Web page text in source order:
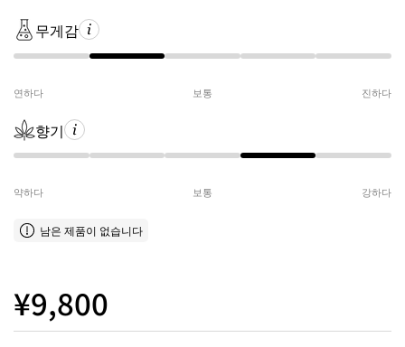
무게감
연하다 보통 진하다
향기
약하다 보통 강하다
남은 제품이 없습니다
¥9,800